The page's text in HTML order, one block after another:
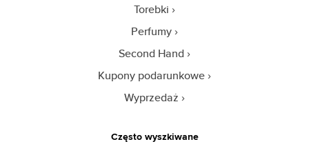
Torebki
Perfumy
Second Hand
Kupony podarunkowe
Wyprzedaż
Często wyszkiwane